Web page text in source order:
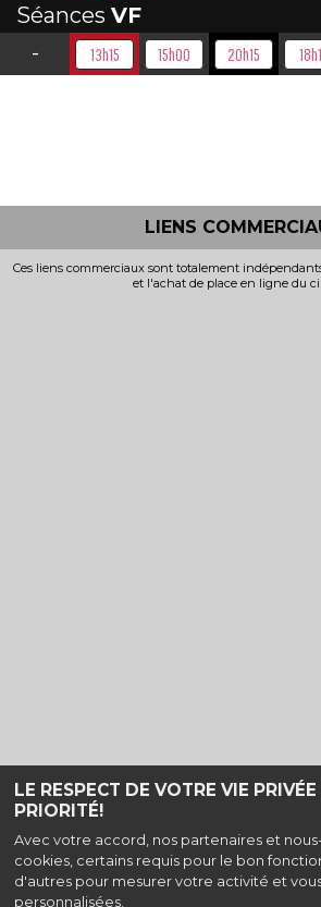
LE RESPECT DE VOTRE VIE
PRIORITÉ!
Avec votre accord, nos partenaires et
cookies, certains requis pour le bon
d'autres pour mesurer votre activité et
personnalisées.
Séances VF
-
13h15 15h00 20h15
LIENS
Ces liens commerciaux sont totalement
et l'achat de place en ligne du
16 Rue du Dr Noël Courvoisier, 70000 Vesoul |